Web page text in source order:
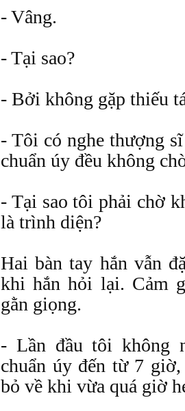
- Vâng.
- Tại sao?
- Bởi không gặp thiếu
- Tôi có nghe thượng
chuẩn úy đều không
- Tại sao tôi phải chờ
là trình diện?
Hai bàn tay hắn vẫn
khi hắn hỏi lại. Cảm
gằn giọng.
- Lần đầu tôi không
chuẩn úy đến từ 7
bỏ về khi vừa quá giờ